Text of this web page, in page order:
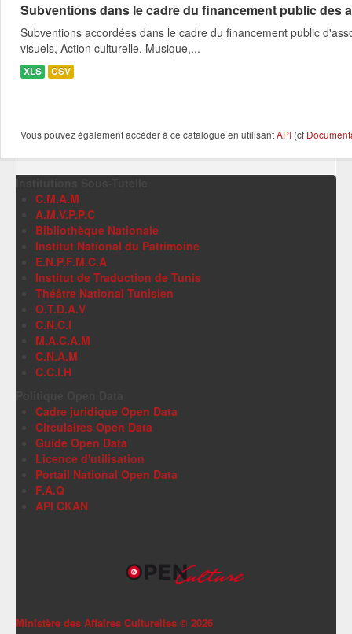
Subventions dans le cadre du financement public des
Subventions accordées dans le cadre du financement public
visuels, Action culturelle, Musique,...
XLS CSV
Vous pouvez également accéder à ce catalogue en utilisantAPI (cf
C.M.A.M
A.M.V.P.P.C
Bibliothèque Nationale
Institut National du Patrimoine
E.N.P.F.M.C.A
Institut de Traduction de Tunis
Théâtre National Tunisien
O.T.D.A.V
C.N.C.I
M.A.C.A.M
C.N.A.M
C.C.I.H
Cadre juridique Open Data
Circulaires Open Data
Guide Open Data
Licence d'utilisation
Portail National Open Data
F.A.Q
API CKAN
Ministère des Affaires Culturelles © 2026